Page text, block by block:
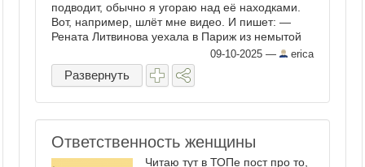
подводит, обычно я угораю над её находками.
Вот, например, шлёт мне видео. И пишет: —
Рената Литвинова уехала в Париж из немытой
09-10-2025 — erica
Развернуть
Ответственность женщины
Читаю тут в ТОПе пост про то,